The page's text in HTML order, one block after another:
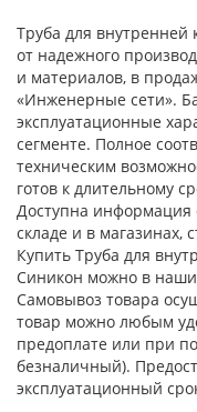
Труба для
от надежного
и материалов, в
«Инженерные сети».
эксплуатационные
сегменте. Полное
техническим
готов к длительному
Доступна информация
складе и в магазинах,
Купить Труба для
Синикон можно в
Самовывоз товара
товар можно любым
предоплате или при
безналичный).
эксплуатационный